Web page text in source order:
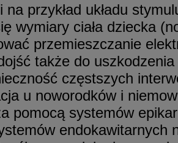
na przykład układu
wymiary ciała dziecka
przemieszczanie
także do uszkodzenia
częstszych
u noworodków i
pomocą systemów
endokawitarnych